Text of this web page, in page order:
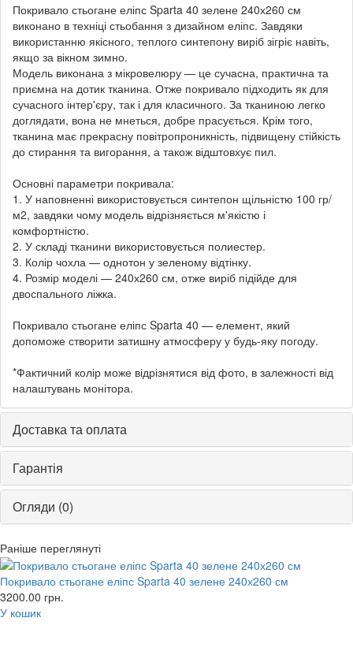
Покривало стьогане еліпс Sparta 40 зелене 240х260 см
виконано в техніці стьобання з дизайном еліпс. Завдяки
використанню якісного, теплого синтепону виріб зігріє навіть,
якщо за вікном зимно.
Модель виконана з мікровелюру — це сучасна, практична та
приємна на дотик тканина. Отже покривало підходить як для
сучасного інтер'єру, так і для класичного. За тканиною легко
доглядати, вона не мнеться, добре прасується. Крім того,
тканина має прекрасну повітропроникність, підвищену стійкість
до стирання та вигорання, а також відштовхує пил.
Основні параметри покривала:
1. У наповненні використовується синтепон щільністю 100 гр/
м2, завдяки чому модель відрізняється м'якістю і
комфортністю.
2. У складі тканини використовується полиестер.
3. Колір чохла — однотон у зеленому відтінку.
4. Розмір моделі — 240х260 см, отже виріб підійде для
двоспального ліжка.
Покривало стьогане еліпс Sparta 40 — елемент, який
допоможе створити затишну атмосферу у будь-яку погоду.
*Фактичний колір може відрізнятися від фото, в залежності від
налаштувань монітора.
Доставка та оплата
Гарантія
Огляди (0)
Раніше переглянуті
Покривало стьогане еліпс Sparta 40 зелене 240х260 см
3200.00 грн.
У кошик